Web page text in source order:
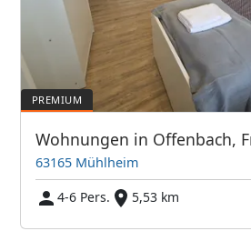
63165 Mühlheim
4-6 Pers.
5,53 km